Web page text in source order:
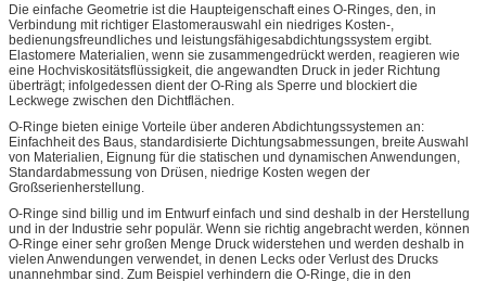
Die einfache Geometrie ist die Haupteigenschaft eines O-Ringes, den, in
Verbindung mit richtiger Elastomerauswahl ein niedriges Kosten-,
bedienungsfreundliches und leistungsfähigesabdichtungssystem ergibt.
Elastomere Materialien, wenn sie zusammengedrückt werden, reagieren wie
eine Hochviskositätsflüssigkeit, die angewandten Druck in jeder Richtung
überträgt; infolgedessen dient der O-Ring als Sperre und blockiert die
Leckwege zwischen den Dichtflächen.
O-Ringe bieten einige Vorteile über anderen Abdichtungssystemen an:
Einfachheit des Baus, standardisierte Dichtungsabmessungen, breite Auswahl
von Materialien, Eignung für die statischen und dynamischen Anwendungen,
Standardabmessung von Drüsen, niedrige Kosten wegen der
Großserienherstellung.
O-Ringe sind billig und im Entwurf einfach und sind deshalb in der Herstellung
und in der Industrie sehr populär. Wenn sie richtig angebracht werden, können
O-Ringe einer sehr großen Menge Druck widerstehen und werden deshalb in
vielen Anwendungen verwendet, in denen Lecks oder Verlust des Drucks
unannehmbar sind. Zum Beispiel verhindern die O-Ringe, die in den